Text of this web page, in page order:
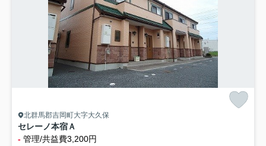
北群馬郡吉岡町大字大久保
セレーノ本宿Ａ
- 管理/共益費3,200円